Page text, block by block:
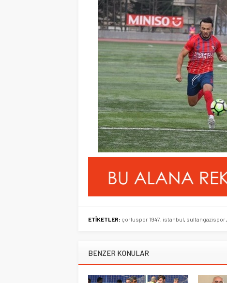
ETİKETLER: çorluspor 1947, istanbul, sultangazispor,
BENZER KONULAR